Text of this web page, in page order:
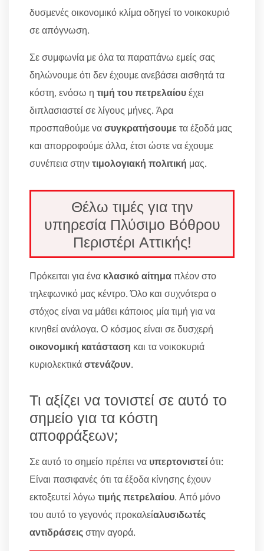
δυσμενές οικονομικό κλίμα οδηγεί το νοικοκυριό
σε απόγνωση.
Σε συμφωνία με όλα τα παραπάνω εμείς σας
δηλώνουμε ότι δεν έχουμε ανεβάσει αισθητά τα
κόστη, ενόσω η τιμή του πετρελαίουέχει
διπλασιαστεί σε λίγους μήνες. Άρα
προσπαθούμε νασυγκρατήσουμε τα έξοδά μας
και απορροφούμε άλλα, έτσι ώστε να έχουμε
συνέπεια στηντιμολογιακή πολιτική μας.
Θέλω τιμές για την
υπηρεσία Πλύσιμο Βόθρου
Περιστέρι Αττικής!
Πρόκειται για ένα κλασικό αίτημαπλέον στο
τηλεφωνικό μας κέντρο. Όλο και συχνότερα ο
στόχος είναι να μάθει κάποιος μία τιμή για να
κινηθεί ανάλογα. Ο κόσμος είναι σε δυσχερή
οικονομική κατάσταση και τα νοικοκυριά
κυριολεκτικάστενάζουν.
Τι αξίζει να τονιστεί σε αυτό το
σημείο για τα κόστη
αποφράξεων;
Σε αυτό το σημείο πρέπει να υπερτονιστείότι:
Είναι πασιφανές ότι τα έξοδα κίνησης έχουν
εκτοξευτεί λόγω τιμής πετρελαίου. Από μόνο
του αυτό το γεγονός προκαλείαλυσιδωτές
αντιδράσειςστην αγορά.